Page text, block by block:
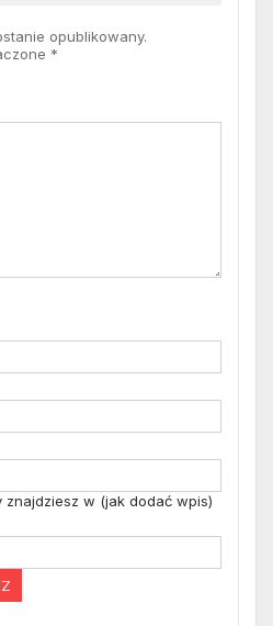
opublikowany.
*
znajdziesz w (jak dodać wpis)